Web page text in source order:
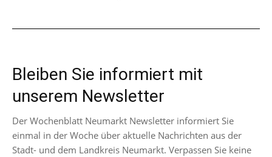
Bleiben Sie informiert mit
unserem Newsletter
Der Wochenblatt Neumarkt Newsletter informiert Sie
einmal in der Woche über aktuelle Nachrichten aus der
Stadt- und dem Landkreis Neumarkt. Verpassen Sie keine